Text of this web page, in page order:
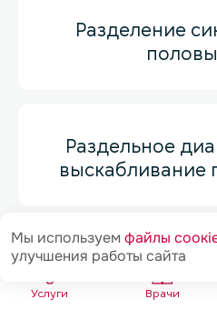
Услуги Врачи
Разделение
Раздельное
выскабливание
Рассечение
Мы используем файлы
улучшения работы сайта